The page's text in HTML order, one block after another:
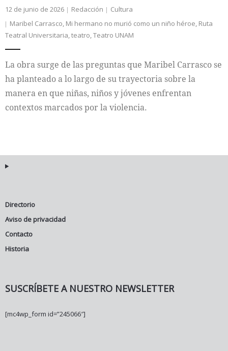
12 de junio de 2026 Redacción
Cultura
Maribel Carrasco, Mi hermano no murió como un niño héroe, Ruta
Teatral Universitaria,teatro,Teatro UNAM
La obra surge de las preguntas que Maribel Carrasco se
ha planteado a lo largo de su trayectoria sobre la
manera en que niñas, niños y jóvenes enfrentan
contextos marcados por la violencia.
Directorio
Aviso de privacidad
Contacto
Historia
SUSCRÍBETE A NUESTRO NEWSLETTER
[mc4wp_form id=”245066″]